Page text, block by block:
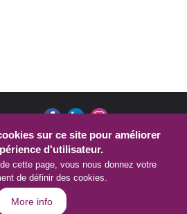
sur :
droits réservés
sur ce site pour améliorer
d'utilisateur.
cette page, vous nous donnez votre
de définir des cookies.
More info